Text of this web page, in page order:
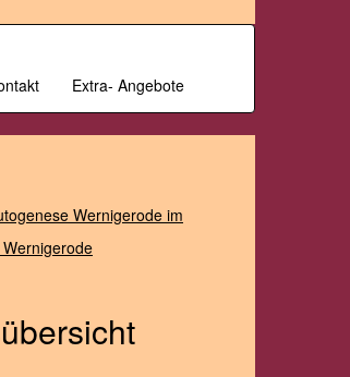
Extra- Angebote
Wernigerode im